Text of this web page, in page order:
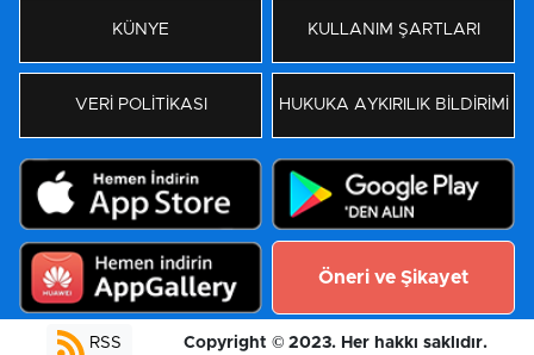
KÜNYE KULLANIM ŞARTLARI
VERİ POLİTİKASI HUKUKA AYKIRILIK BİLDİRİMİ
Öneri ve Şikayet
RSS Copyright © 2023. Her hakkı saklıdır.